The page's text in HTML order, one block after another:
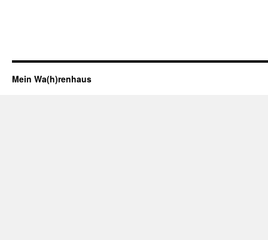
Mein Wa(h)renhaus